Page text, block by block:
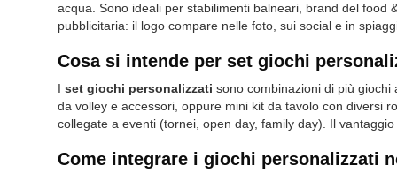
acqua. Sono ideali per stabilimenti balneari, brand del
pubblicitaria: il logo compare nelle foto, sui social e in
Cosa si intende per set giochi
I set giochi personalizzati sono combinazioni di più
da volley e accessori, oppure mini kit da tavolo con diversi
collegate a eventi (tornei, open day, family day). Il
Come integrare i giochi personalizzati